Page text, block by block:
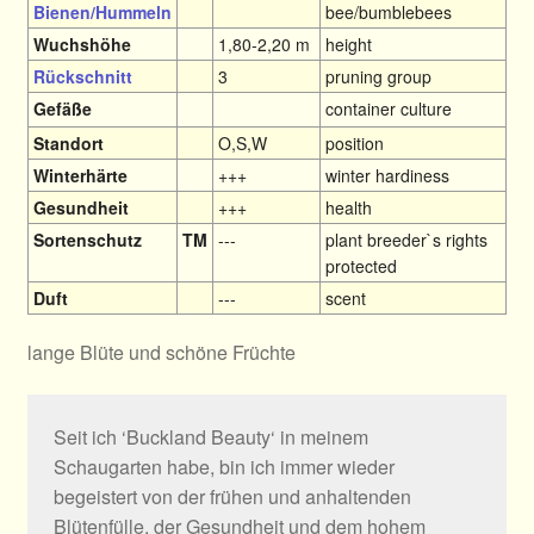
Bienen/Hummeln
bee/bumblebees
Wuchshöhe
1,80-2,20 m
height
Rückschnitt
3
pruning group
Gefäße
container culture
Standort
O,S,W
position
Winterhärte
+++
winter hardiness
Gesundheit
+++
health
Sortenschutz
TM ---
plant breeder`s rights
protected
Duft
--- scent
lange Blüte und schöne Früchte
Seit ich ‘Buckland Beauty‘ in meinem
Schaugarten habe, bin ich immer wieder
begeistert von der frühen und anhaltenden
Blütenfülle, der Gesundheit und dem hohem